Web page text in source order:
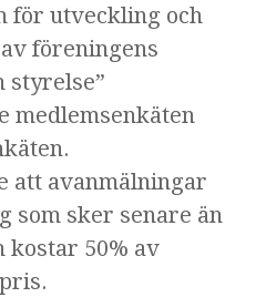
för utveckling och
föreningens
styrelse”
medlemsenkäten
att avanmälningar
som sker senare än
kostar 50% av